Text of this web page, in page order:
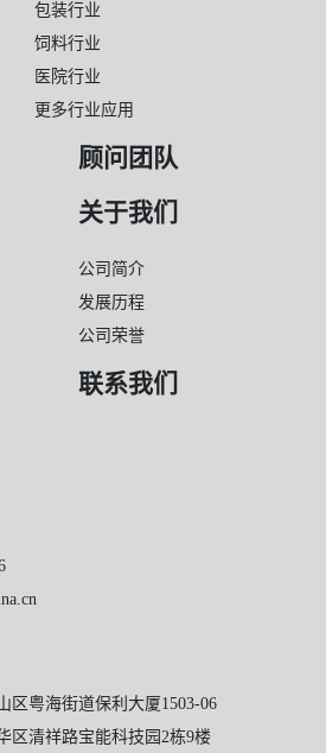
包装行业
饲料行业
医院行业
更多行业应用
顾问团队
关于我们
公司简介
发展历程
公司荣誉
联系我们
区粤海街道保利大厦1503-06
区清祥路宝能科技园2栋9楼